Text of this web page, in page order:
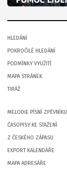
HLEDÁNÍ
POKROČILÉ HLEDÁNÍ
PODMÍNKY VYUŽITÍ
MAPA STRÁNEK
TIRÁŽ
MELODIE PÍSNÍ ZPĚVNÍKU
ČASOPISY KE STAŽENÍ
Z ČESKÉHO ZÁPASU
EXPORT KALENDÁŘE
MAPA ADRESÁŘE